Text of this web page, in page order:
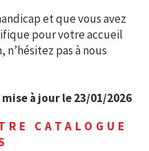
et que vous avez
pour votre accueil
pas à nous
à jour le 23/01/2026
CATALOGUE